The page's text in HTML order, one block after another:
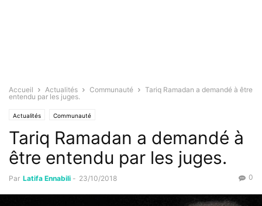
Accueil Actualités Communauté
Tariq Ramadan a demandé à être
entendu par les juges.
Actualités Communauté
Tariq Ramadan a demandé à
être entendu par les juges.
Par Latifa Ennabili - 23/10/2018 0